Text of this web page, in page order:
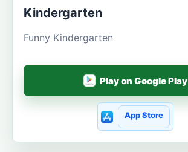
Kindergarten
Funny Kindergarten
Play on Google Play
App Store